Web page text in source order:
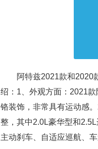
阿特兹2021款和2020
绍：1、外观方面：2021
铬装饰，非常具有运动感
整，其中2.0L豪华型和
主动刹车、自适应巡航、车